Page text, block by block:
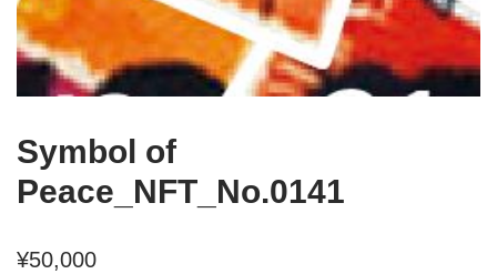
Symbol of
Peace_NFT_No.0141
¥50,000